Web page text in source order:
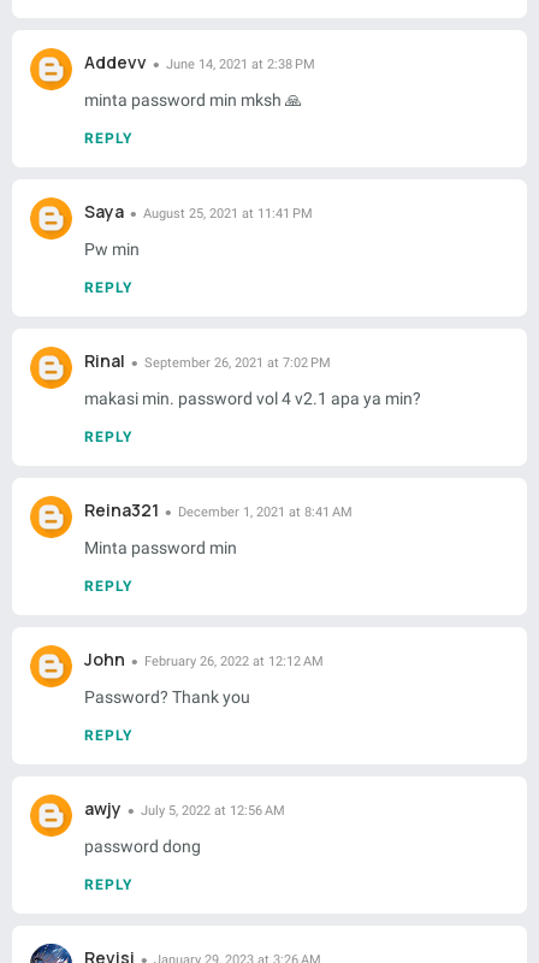
Addevv June 14, 2021 at 2:38 PM
minta password min mksh 🙏
REPLY
Saya August 25, 2021 at 11:41 PM
Pw min
REPLY
Rinal September 26, 2021 at 7:02 PM
makasi min. password vol 4 v2.1 apa ya min?
REPLY
Reina321 December 1, 2021 at 8:41 AM
Minta password min
REPLY
John February 26, 2022 at 12:12 AM
Password? Thank you
REPLY
awjy July 5, 2022 at 12:56 AM
password dong
REPLY
Revisi